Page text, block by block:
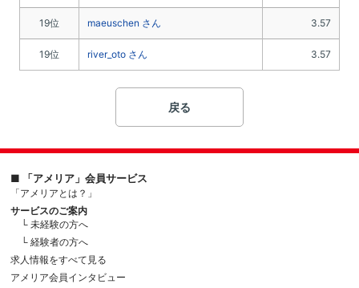
19位 maeuschen さん 3.57
19位 river_oto さん 3.57
戻る
■ 「アメリア」会員サービス
「アメリアとは？」
サービスのご案内
└ 未経験の方へ
└ 経験者の方へ
求人情報をすべて見る
アメリア会員インタビュー